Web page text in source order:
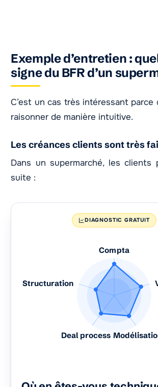
Exemple d’entretien :
signe du BFR d’un
C’est un cas très intéressant parce
raisonner de manière intuitive.
Les créances clients sont très
Dans un supermarché, les
suite :
DIAGNOSTIC GRATUIT
Compta
Deal process
Structuration